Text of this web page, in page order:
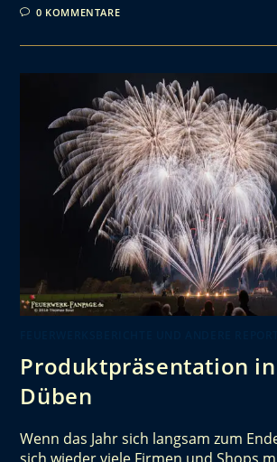
0 KOMMENTARE
Produktpräsentation in
Düben
Wenn das Jahr sich langsam zum